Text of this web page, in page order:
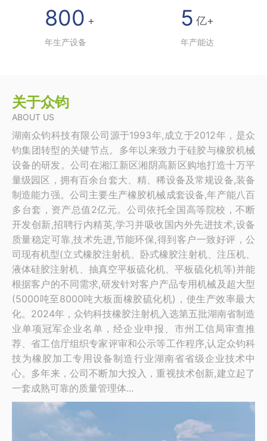
800 +
年生产设备
5 亿+
年产能达
关于众钧
ABOUT US
湖南众钧科技有限公司源于1993年,成立于2012年，是众
钧集团转型的关键节点。多年以来致力于硅胶与橡胶机械
设备的研发。公司在湘江新区湘阴高新区购地打造十万平
量级园区，拥有百余台套大、精、稀设备及常规设备,装备
制造能力强。公司主要生产橡胶机械成套设备,年产能八百
多台套，资产总值2亿元。公司依托全国高等院校，不断
开发创新,招聘行内精英,学习并吸收国内外先进技术,设备
质量稳定可靠,技术先进,节能环保,得到客户一致好评，公
司现有机型(立式橡胶注射机、卧式橡胶注射机、注压机、
液体硅胶注射机、抽真空平板硫化机、平板硫化机等)并能
根据客户的不同需求,研发针对客户产品专用机械及超大型
(5000吨至8000吨大板面橡胶硫化机)，使生产效率最大
化。2024年，众钧科技橡胶注射机入选第五批湖南省制造
业单项冠军企业名单，经企业申报、市州工信局审查推
荐、省工信厅组织专家评审和公示等工作程序,认定众钧科
技为橡胶加工专用设备制造行业湖南省省级企业技术中
心。多年来，公司不断加大投入，重视技术创新,建立起了
一套成熟可靠的质量管理体...